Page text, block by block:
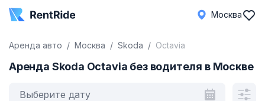
Москва
Аренда авто Москва Skoda Octavia
Аренда Skoda Octavia без водителя в Москве
Выберите дату